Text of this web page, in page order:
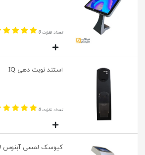
تعداد نظرات 0
استند نوبت دهی IQ
تعداد نظرات 0
کیوسک لمسی آبنوس AbnosT19